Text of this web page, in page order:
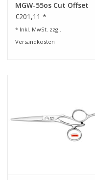
MGW-55os Cut Offset
€201,11 *
* Inkl. MwSt. zzgl.
Versandkosten